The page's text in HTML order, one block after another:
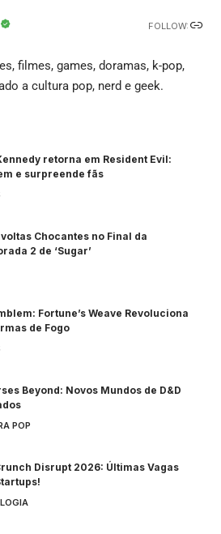
FOLLOW:
filmes, games, doramas, k-pop,
a cultura pop, nerd e geek.
retorna em Resident Evil:
e surpreende fãs
Chocantes no Final da
2 de ‘Sugar’
Fortune’s Weave Revoluciona
de Fogo
Beyond: Novos Mundos de D&D
POP
Disrupt 2026: Últimas Vagas